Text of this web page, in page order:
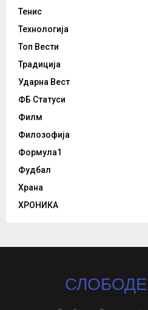
Тенис
Технологија
Топ Вести
Традиција
Ударна Вест
ФБ Статуси
Филм
Филозофија
Формула1
Фудбал
Храна
ХРОНИКА